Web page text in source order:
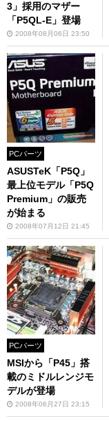
3」採用のマザー
「P5QL-E」登場
2008年08月06日 23:50
PCパーツ
ASUSTeK「P5Q」
最上位モデル「P5Q
Premium」の販売
が始まる
2008年07月12日 21:45
PCパーツ
MSIから「P45」搭
載のミドルレンジモ
デルが登場
2008年06月27日 23:15